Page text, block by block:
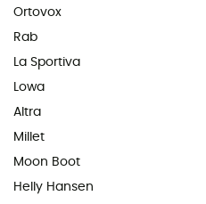
Ortovox
Rab
La Sportiva
Lowa
Altra
Millet
Moon Boot
Helly Hansen